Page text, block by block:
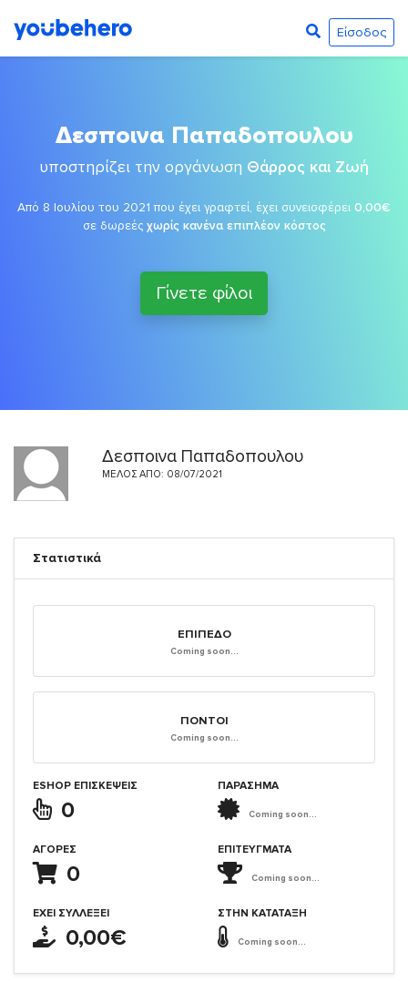
Είσοδος
Δεσποινα Παπαδοπουλου
υποστηρίζει την οργάνωση Θάρρος και Ζωή
Από 8 Ιουλίου του 2021 που έχει γραφτεί, έχει συνεισφέρει 0,00€
σε δωρεές χωρίς κανένα επιπλέον κόστος
Γίνετε φίλοι
Δεσποινα Παπαδοπουλου
ΜΈΛΟΣ ΑΠΌ: 08/07/2021
Στατιστικά
ΕΠΊΠΕΔΟ
Coming soon...
ΠΌΝΤΟΙ
Coming soon...
ESHOP ΕΠΙΣΚΈΨΕΙΣ
0
ΑΓΟΡΈΣ
0
ΈΧΕΙ ΣΥΛΛΈΞΕΙ
0,00€
ΠΑΡΑΣΗΜΑ
Coming soon...
ΕΠΙΤΕΎΓΜΑΤΑ
Coming soon...
ΣΤΗΝ ΚΑΤΆΤΑΞΗ
Coming soon...